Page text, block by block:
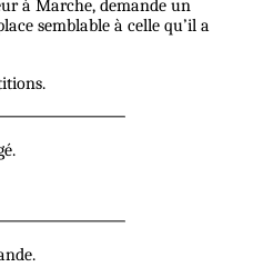
à Marche, demande un
semblable à celle qu’il a